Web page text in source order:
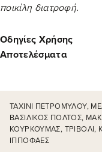
ποικίλη διατροφή.
Οδηγίες Χρήσης
Αποτελέσματα
ΤΑΧΊΝΙ ΠΕΤΡΌΜΥΛΟΥ,
ΒΑΣΙΛΙΚΌΣ ΠΟΛΤΌΣ,
ΚΟΥΡΚΟΥΜΆΣ,
ΙΠΠΟΦΑΈΣ